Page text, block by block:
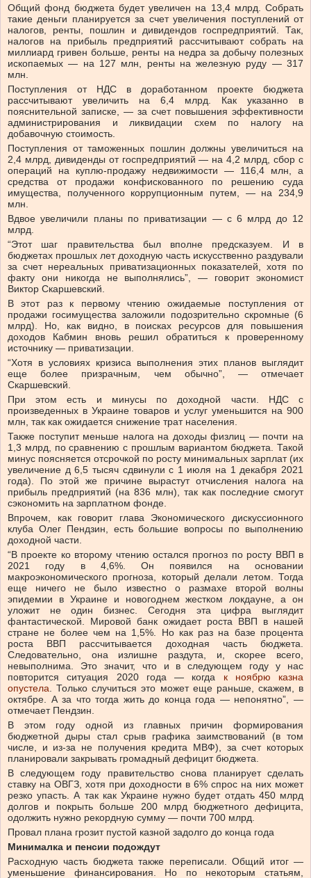
Общий фонд бюджета будет увеличен на 13,4 млрд. Собрать
такие деньги планируется за счет увеличения поступлений от
налогов, ренты, пошлин и дивидендов госпредприятий. Так,
налогов на прибыль предприятий рассчитывают собрать на
миллиард гривен больше, ренты на недра за добычу полезных
ископаемых — на 127 млн, ренты на железную руду — 317
млн.
Поступления от НДС в доработанном проекте бюджета
рассчитывают увеличить на 6,4 млрд. Как указанно в
пояснительной записке, — за счет повышения эффективности
администрирования и ликвидации схем по налогу на
добавочную стоимость.
Поступления от таможенных пошлин должны увеличиться на
2,4 млрд, дивиденды от госпредприятий — на 4,2 млрд, сбор с
операций на куплю-продажу недвижимости — 116,4 млн, а
средства от продажи конфискованного по решению суда
имущества, полученного коррупционным путем, — на 234,9
млн.
Вдвое увеличили планы по приватизации — с 6 млрд до 12
млрд.
“Этот шаг правительства был вполне предсказуем. И в
бюджетах прошлых лет доходную часть искусственно раздували
за счет нереальных приватизационных показателей, хотя по
факту они никогда не выполнялись”, — говорит экономист
Виктор Скаршевский.
В этот раз к первому чтению ожидаемые поступления от
продажи госимущества заложили подозрительно скромные (6
млрд). Но, как видно, в поисках ресурсов для повышения
доходов Кабмин вновь решил обратиться к проверенному
источнику — приватизации.
“Хотя в условиях кризиса выполнения этих планов выглядит
еще более призрачным, чем обычно”, — отмечает
Скаршевский.
При этом есть и минусы по доходной части. НДС с
произведенных в Украине товаров и услуг уменьшится на 900
млн, так как ожидается снижение трат населения.
Также поступит меньше налога на доходы физлиц — почти на
1,3 млрд, по сравнению с прошлым вариантом бюджета. Такой
минус поясняется отсрочкой по росту минимальных зарплат (их
увеличение д 6,5 тысяч сдвинули с 1 июля на 1 декабря 2021
года). По этой же причине вырастут отчисления налога на
прибыль предприятий (на 836 млн), так как последние смогут
сэкономить на зарплатном фонде.
Впрочем, как говорит глава Экономического дискуссионного
клуба Олег Пендзин, есть большие вопросы по выполнению
доходной части.
“В проекте ко второму чтению остался прогноз по росту ВВП в
2021 году в 4,6%. Он появился на основании
макроэкономического прогноза, который делали летом. Тогда
еще ничего не было известно о размахе второй волны
эпидемии в Украине и новогоднем жестком локдауне, а он
уложит не один бизнес. Сегодня эта цифра выглядит
фантастической. Мировой банк ожидает роста ВВП в нашей
стране не более чем на 1,5%. Но как раз на базе процента
роста ВВП рассчитывается доходная часть бюджета.
Следовательно, она излишне раздута, и, скорее всего,
невыполнима. Это значит, что и в следующем году у нас
повторится ситуация 2020 года — когда к ноябрю казна
опустела. Только случиться это может еще раньше, скажем, в
октябре. А за что тогда жить до конца года — непонятно”, —
отмечает Пендзин.
В этом году одной из главных причин формирования
бюджетной дыры стал срыв графика заимствований (в том
числе, и из-за не получения кредита МВФ), за счет которых
планировали закрывать громадный дефицит бюджета.
В следующем году правительство снова планирует сделать
ставку на ОВГЗ, хотя при доходности в 6% спрос на них может
резко упасть. А так как Украине нужно будет отдать 450 млрд
долгов и покрыть больше 200 млрд бюджетного дефицита,
одолжить нужно рекордную сумму — почти 700 млрд.
Провал плана грозит пустой казной задолго до конца года
Минималка и пенсии подождут
Расходную часть бюджета также переписали. Общий итог —
уменьшение финансирования. Но по некоторым статьям,